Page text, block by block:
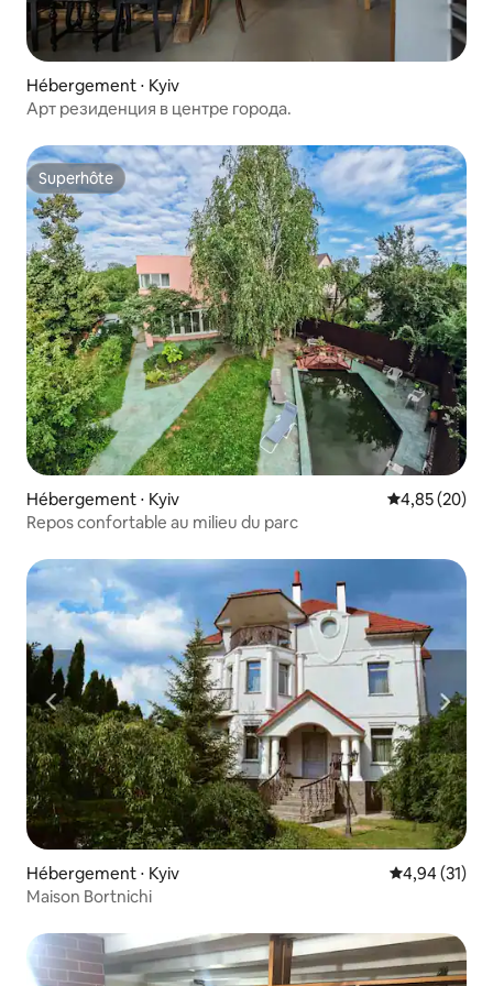
Hébergement ⋅ Kyiv
Арт резиденция в центре города.
Superhôte
Superhôte
Hébergement ⋅ Kyiv Évaluation
4,85 (20)
Repos confortable au milieu du parc
Hébergement ⋅ Kyiv Évaluation
4,94 (31)
Maison Bortnichi